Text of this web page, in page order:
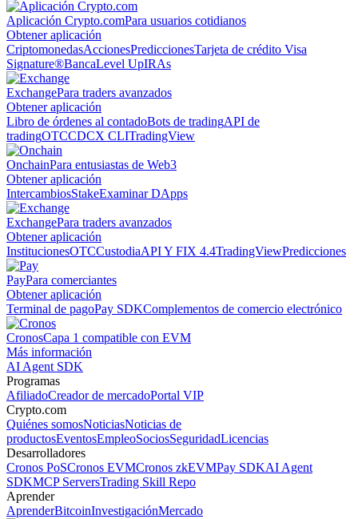
Aplicación Crypto.comPara usuarios cotidianos
Obtener aplicación
CriptomonedasAccionesPrediccionesTarjeta de crédito Visa
Signature®BancaLevel UpIRAs
ExchangePara traders avanzados
Obtener aplicación
Libro de órdenes al contadoBots de tradingAPI de
tradingOTCCDCX CLITradingView
OnchainPara entusiastas de Web3
Obtener aplicación
IntercambiosStakeExaminar DApps
ExchangePara traders avanzados
Obtener aplicación
InstitucionesOTCCustodiaAPI Y FIX 4.4TradingViewPredicciones
PayPara comerciantes
Obtener aplicación
Terminal de pagoPay SDKComplementos de comercio electrónico
CronosCapa 1 compatible con EVM
Más información
AI Agent SDK
Programas
AfiliadoCreador de mercadoPortal VIP
Crypto.com
Quiénes somosNoticiasNoticias de
productosEventosEmpleoSociosSeguridadLicencias
Desarrolladores
Cronos PoSCronos EVMCronos zkEVMPay SDKAI Agent
SDKMCP ServersTrading Skill Repo
Aprender
AprenderBitcoinInvestigaciónMercado